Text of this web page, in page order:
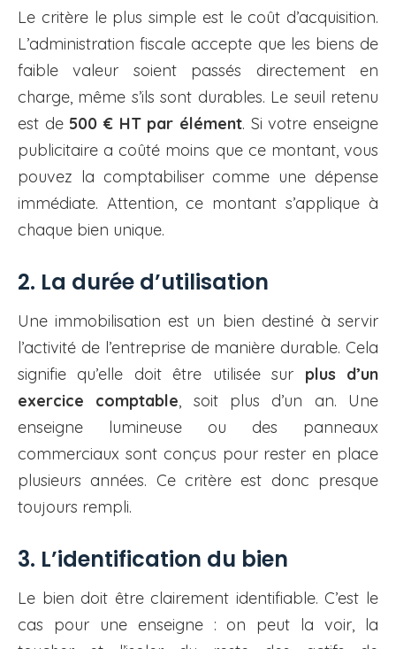
Le critère le plus simple est le coût d’acquisition.
L’administration fiscale accepte que les biens de
faible valeur soient passés directement en
charge, même s’ils sont durables. Le seuil retenu
est de 500 € HT par élément. Si votre enseigne
publicitaire a coûté moins que ce montant, vous
pouvez la comptabiliser comme une dépense
immédiate. Attention, ce montant s’applique à
chaque bien unique.
2. La durée d’utilisation
Une immobilisation est un bien destiné à servir
l’activité de l’entreprise de manière durable. Cela
signifie qu’elle doit être utilisée sur plus d’un
exercice comptable, soit plus d’un an. Une
enseigne lumineuse ou des panneaux
commerciaux sont conçus pour rester en place
plusieurs années. Ce critère est donc presque
toujours rempli.
3. L’identification du bien
Le bien doit être clairement identifiable. C’est le
cas pour une enseigne : on peut la voir, la